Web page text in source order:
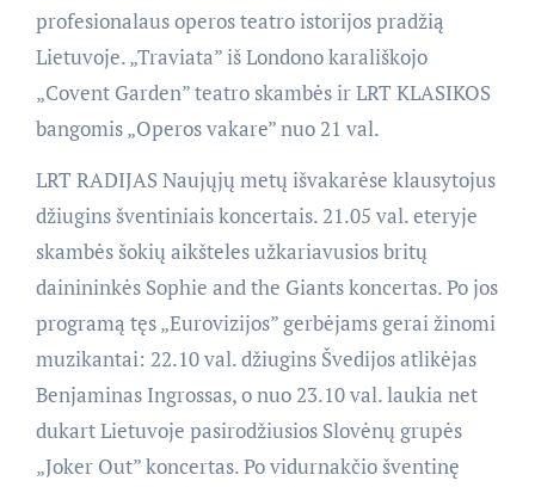
profesionalaus operos teatro istorijos pradžią
Lietuvoje. „Traviata” iš Londono karališkojo
„Covent Garden” teatro skambės ir LRT KLASIKOS
bangomis „Operos vakare” nuo 21 val.
LRT RADIJAS Naujųjų metų išvakarėse klausytojus
džiugins šventiniais koncertais. 21.05 val. eteryje
skambės šokių aikšteles užkariavusios britų
dainininkės Sophie and the Giants koncertas. Po jos
programą tęs „Eurovizijos” gerbėjams gerai žinomi
muzikantai: 22.10 val. džiugins Švedijos atlikėjas
Benjaminas Ingrossas, o nuo 23.10 val. laukia net
dukart Lietuvoje pasirodžiusios Slovėnų grupės
„Joker Out” koncertas. Po vidurnakčio šventinę